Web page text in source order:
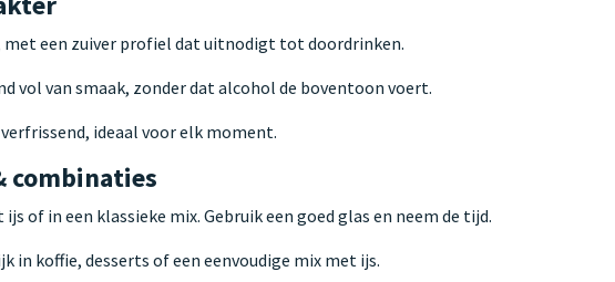
met een zuiver profiel dat uitnodigt tot doordrinken.
vol van smaak, zonder dat alcohol de boventoon voert.
ideaal voor elk moment.
combinaties
of in een klassieke mix. Gebruik een goed glas en neem de tijd.
in koffie, desserts of een eenvoudige mix met ijs.